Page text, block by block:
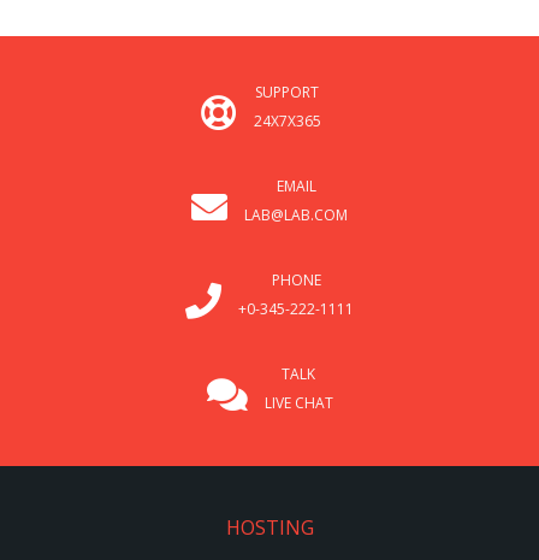
SUPPORT
24X7X365
EMAIL
LAB@LAB.COM
PHONE
+0-345-222-1111
TALK
LIVE CHAT
HOSTING